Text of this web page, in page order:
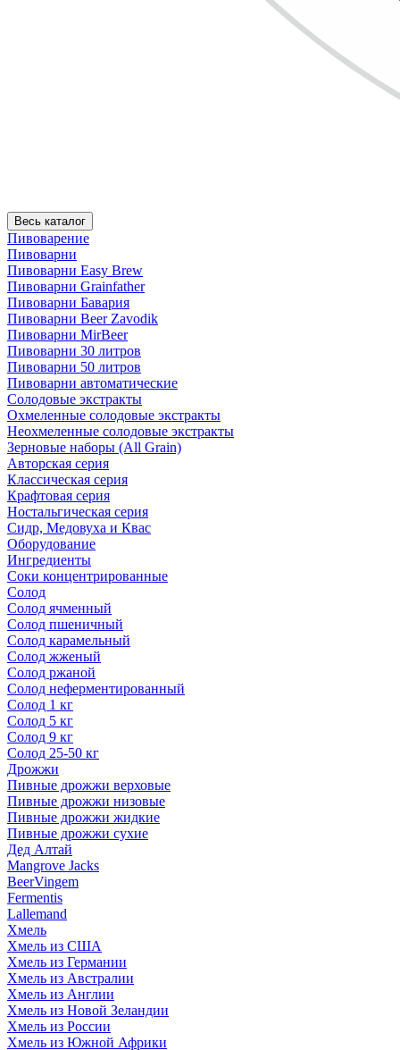
Весь каталог
Пивоварение
Пивоварни
Пивоварни Easy Brew
Пивоварни Grainfather
Пивоварни Бавария
Пивоварни Beer Zavodik
Пивоварни MirBeer
Пивоварни 30 литров
Пивоварни 50 литров
Пивоварни автоматические
Солодовые экстракты
Охмеленные солодовые экстракты
Неохмеленные солодовые экстракты
Зерновые наборы (All Grain)
Авторская серия
Классическая серия
Крафтовая серия
Ностальгическая серия
Сидр, Медовуха и Квас
Оборудование
Ингредиенты
Соки концентрированные
Солод
Солод ячменный
Солод пшеничный
Солод карамельный
Солод жженый
Солод ржаной
Солод неферментированный
Солод 1 кг
Солод 5 кг
Солод 9 кг
Солод 25-50 кг
Дрожжи
Пивные дрожжи верховые
Пивные дрожжи низовые
Пивные дрожжи жидкие
Пивные дрожжи сухие
Дед Алтай
Mangrove Jacks
BeerVingem
Fermentis
Lallemand
Хмель
Хмель из США
Хмель из Германии
Хмель из Австралии
Хмель из Англии
Хмель из Новой Зеландии
Хмель из России
Хмель из Южной Африки